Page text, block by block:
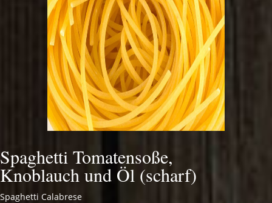
Spaghetti Tomatensoße,
Knoblauch und Öl (scharf)
Spaghetti Calabrese